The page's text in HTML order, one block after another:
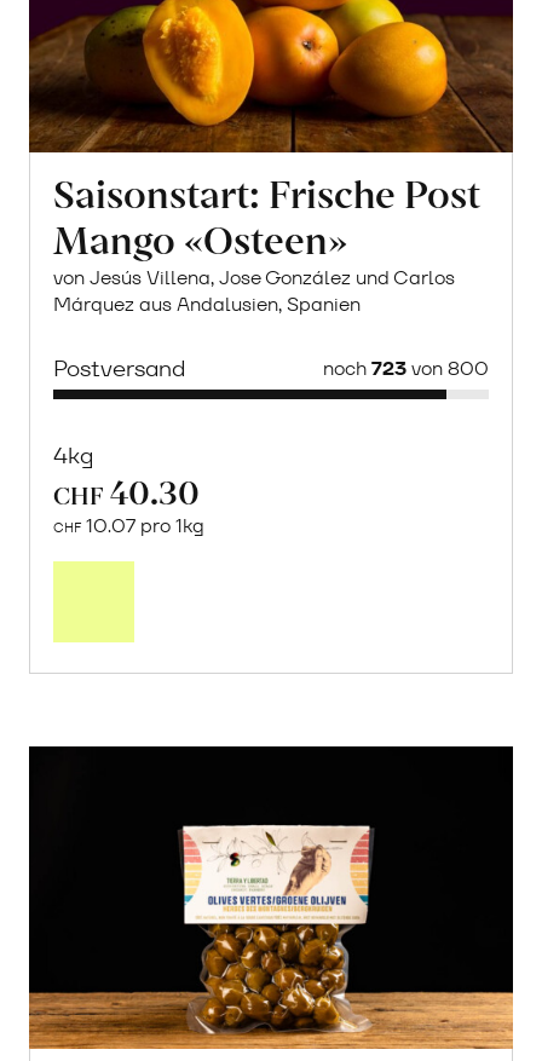
Saisonstart: Frische Post
Mango «Osteen»
von Jesús Villena, Jose González und Carlos
Márquez aus Andalusien, Spanien
Postversand noch723von 800
4kg
CHF 40.30
CHF 10.07 pro 1kg
Post